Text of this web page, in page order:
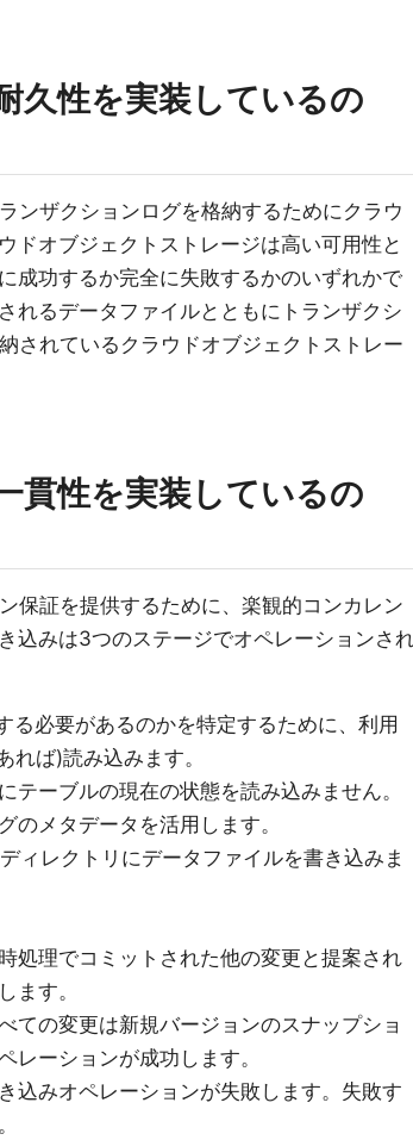
久性を実装しているの
ンザクションログを格納するためにクラウ
ドオブジェクトストレージは高い可用性と
成功するか完全に失敗するかのいずれかで
れるデータファイルとともにトランザクシ
されているクラウドオブジェクトストレー
貫性を実装しているの
保証を提供するために、楽観的コンカレン
込みは3つのステージでオペレーションさ
る必要があるのかを特定するために、利用
ば)読み込みます。
ーブルの現在の状態を読み込みません。
のメタデータを活用します。
ィレクトリにデータファイルを書き込みま
処理でコミットされた他の変更と提案され
ます。
ての変更は新規バージョンのスナップショ
レーションが成功します。
込みオペレーションが失敗します。失敗す